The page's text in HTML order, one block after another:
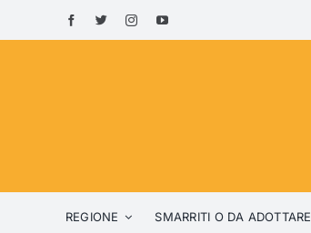
to
REGIONE SMARRITI O DA ADOTTARE